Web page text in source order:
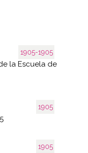
1905-1905
la Escuela de
1905
1905